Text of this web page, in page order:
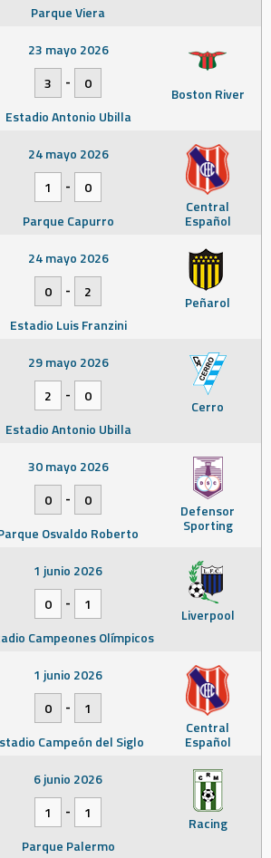
Parque Viera
Boston River
23 mayo 2026
3
-
0
Estadio Antonio Ubilla
Central
Español
24 mayo 2026
1
-
0
Parque Capurro
Peñarol
24 mayo 2026
0
-
2
Estadio Luis Franzini
Cerro
29 mayo 2026
2
-
0
Estadio Antonio Ubilla
Defensor
Sporting
30 mayo 2026
0
-
0
Osvaldo Roberto
Liverpool
1 junio 2026
0
-
1
Campeones Olímpicos
Central
Español
1 junio 2026
0
-
1
Campeón del Siglo
Racing
6 junio 2026
1
-
1
Parque Palermo